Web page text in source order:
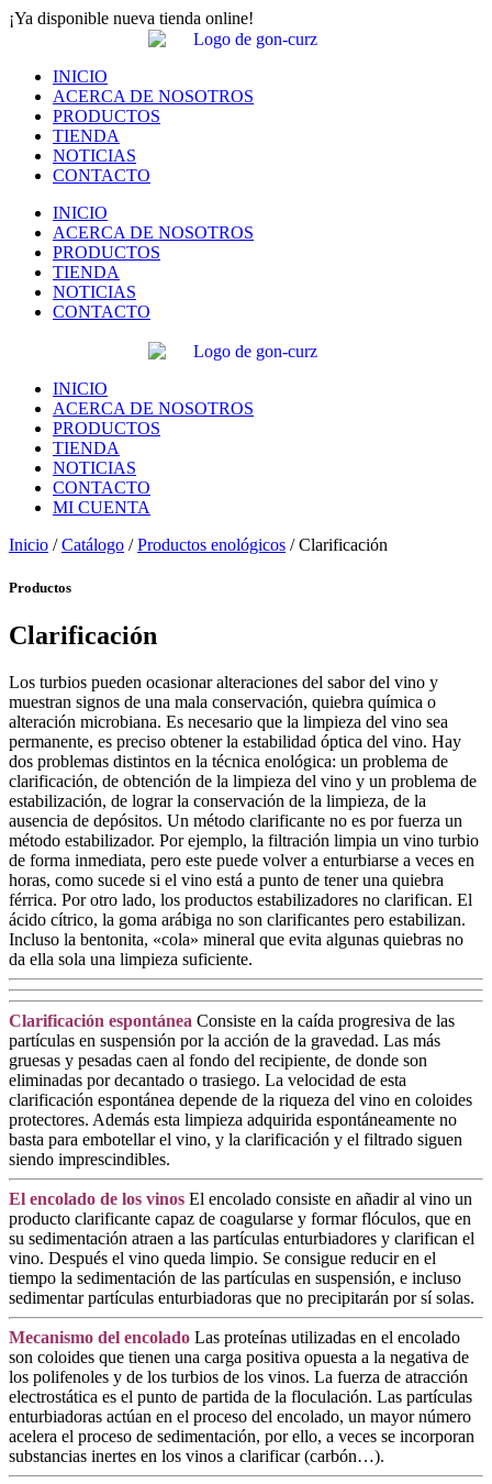
¡Ya disponible nueva tienda online!
INICIO
ACERCA DE NOSOTROS
PRODUCTOS
TIENDA
NOTICIAS
CONTACTO
INICIO
ACERCA DE NOSOTROS
PRODUCTOS
TIENDA
NOTICIAS
CONTACTO
INICIO
ACERCA DE NOSOTROS
PRODUCTOS
TIENDA
NOTICIAS
CONTACTO
MI CUENTA
Inicio /Catálogo /Productos enológicos / Clarificación
Productos
Clarificación
Los turbios pueden ocasionar alteraciones del sabor del vino y
muestran signos de una mala conservación, quiebra química o
alteración microbiana. Es necesario que la limpieza del vino sea
permanente, es preciso obtener la estabilidad óptica del vino. Hay
dos problemas distintos en la técnica enológica: un problema de
clarificación, de obtención de la limpieza del vino y un problema de
estabilización, de lograr la conservación de la limpieza, de la
ausencia de depósitos. Un método clarificante no es por fuerza un
método estabilizador. Por ejemplo, la filtración limpia un vino turbio
de forma inmediata, pero este puede volver a enturbiarse a veces en
horas, como sucede si el vino está a punto de tener una quiebra
férrica. Por otro lado, los productos estabilizadores no clarifican. El
ácido cítrico, la goma arábiga no son clarificantes pero estabilizan.
Incluso la bentonita, «cola» mineral que evita algunas quiebras no
da ella sola una limpieza suficiente.
Clarificación espontánea Consiste en la caída progresiva de las
partículas en suspensión por la acción de la gravedad. Las más
gruesas y pesadas caen al fondo del recipiente, de donde son
eliminadas por decantado o trasiego. La velocidad de esta
clarificación espontánea depende de la riqueza del vino en coloides
protectores. Además esta limpieza adquirida espontáneamente no
basta para embotellar el vino, y la clarificación y el filtrado siguen
siendo imprescindibles.
El encolado de los vinos El encolado consiste en añadir al vino un
producto clarificante capaz de coagularse y formar flóculos, que en
su sedimentación atraen a las partículas enturbiadores y clarifican el
vino. Después el vino queda limpio. Se consigue reducir en el
tiempo la sedimentación de las partículas en suspensión, e incluso
sedimentar partículas enturbiadoras que no precipitarán por sí solas.
Mecanismo del encolado Las proteínas utilizadas en el encolado
son coloides que tienen una carga positiva opuesta a la negativa de
los polifenoles y de los turbios de los vinos. La fuerza de atracción
electrostática es el punto de partida de la floculación. Las partículas
enturbiadoras actúan en el proceso del encolado, un mayor número
acelera el proceso de sedimentación, por ello, a veces se incorporan
substancias inertes en los vinos a clarificar (carbón…).